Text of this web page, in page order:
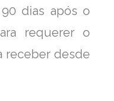
dias após o
requerer o
receber desde